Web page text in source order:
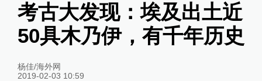
考古大发现：埃及出土近
50具木乃伊，有千年历史
杨佳/海外网
2019-02-03 10:59